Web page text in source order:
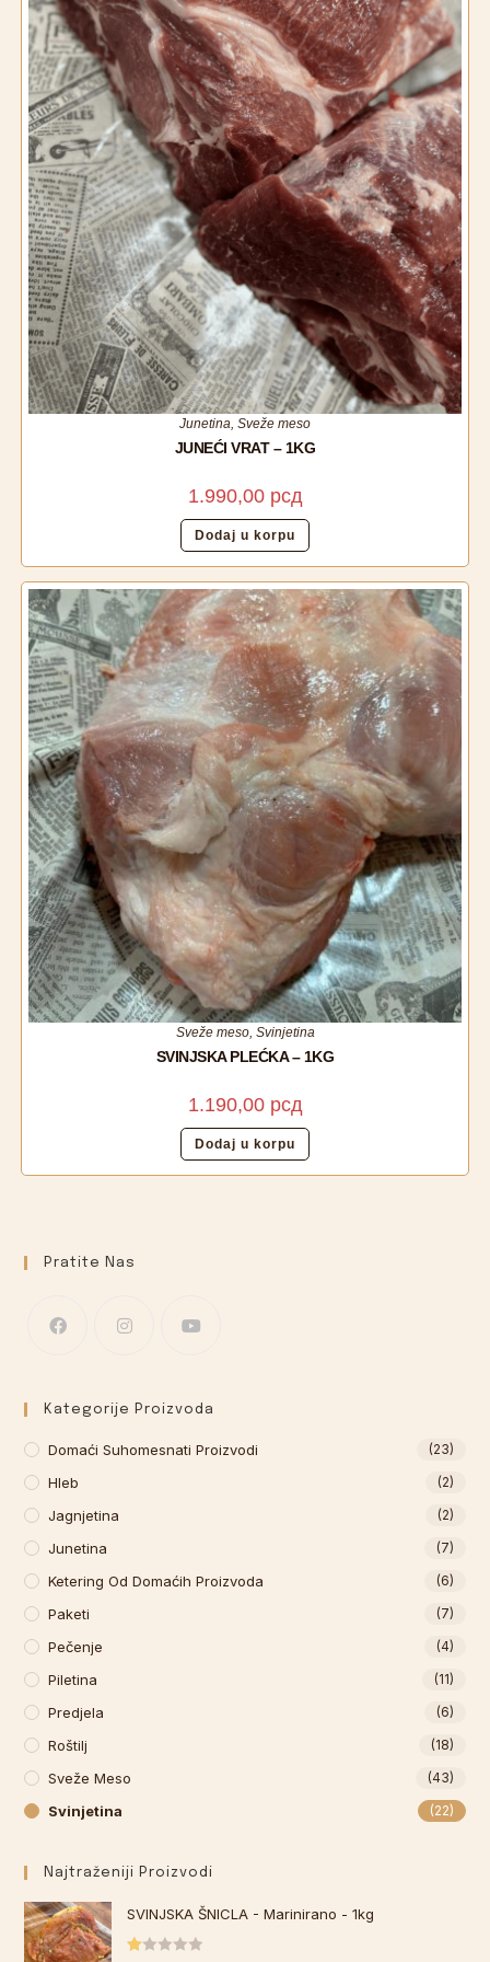
Junetina, Sveže meso
JUNEĆI VRAT – 1KG
1.990,00 рсд
Dodaj u korpu
Sveže meso, Svinjetina
SVINJSKA PLEĆKA – 1KG
1.190,00 рсд
Dodaj u korpu
Pratite Nas
Kategorije Proizvoda
Domaći Suhomesnati Proizvodi (23)
Hleb (2)
Jagnjetina (2)
Junetina (7)
Ketering Od Domaćih Proizvoda (6)
Paketi (7)
Pečenje (4)
Piletina (11)
Predjela (6)
Roštilj (18)
Sveže Meso (43)
Svinjetina (22)
Najtraženiji Proizvodi
SVINJSKA ŠNICLA - Marinirano - 1kg